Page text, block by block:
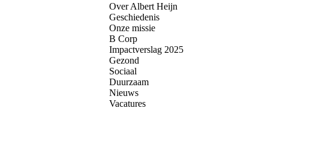
Over Albert Heijn
Geschiedenis
Onze missie
B Corp
Impactverslag 2025
Gezond
Sociaal
Duurzaam
Nieuws
Vacatures